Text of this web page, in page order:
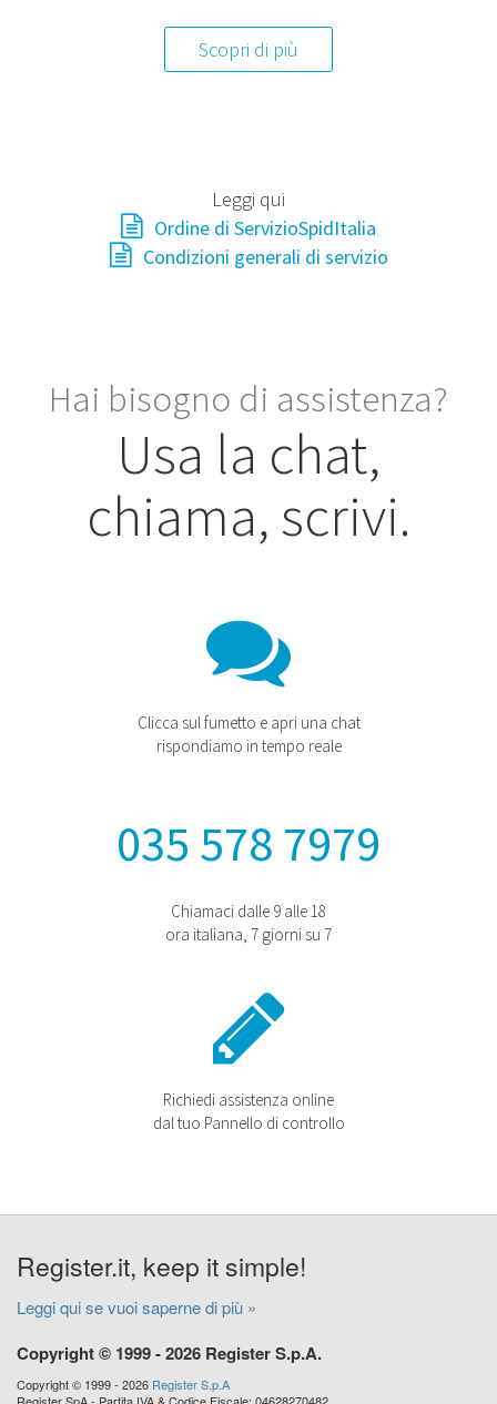
Scopri di più
Leggi qui
Ordine di ServizioSpidItalia
Condizioni generali di servizio
Hai bisogno di assistenza?
Usa la chat,
chiama, scrivi.
Clicca sul fumetto e apri una chat
rispondiamo in tempo reale
035 578 7979
Chiamaci dalle 9 alle 18
ora italiana, 7 giorni su 7
Richiedi assistenza online
dal tuo Pannello di controllo
Register.it, keep it simple!
Leggi qui se vuoi saperne di più »
Copyright © 1999 - 2026 Register S.p.A.
Copyright © 1999 - 2026 Register S.p.A